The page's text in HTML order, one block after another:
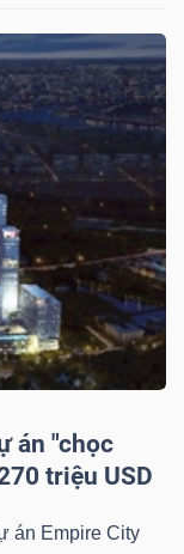
án "chọc
triệu USD
án Empire City